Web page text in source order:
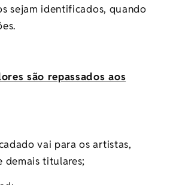
sejam identificados, quando
são repassados aos
vai para os artistas,
demais titulares;